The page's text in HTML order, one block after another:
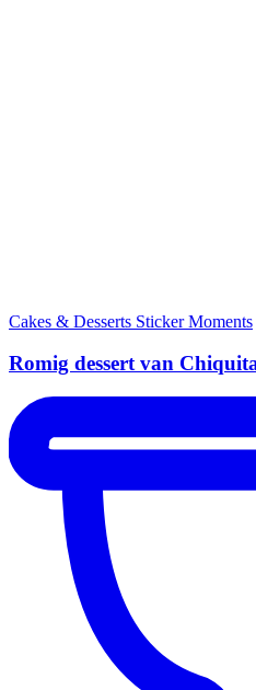
Cakes & Desserts Sticker Moments
Romig dessert van